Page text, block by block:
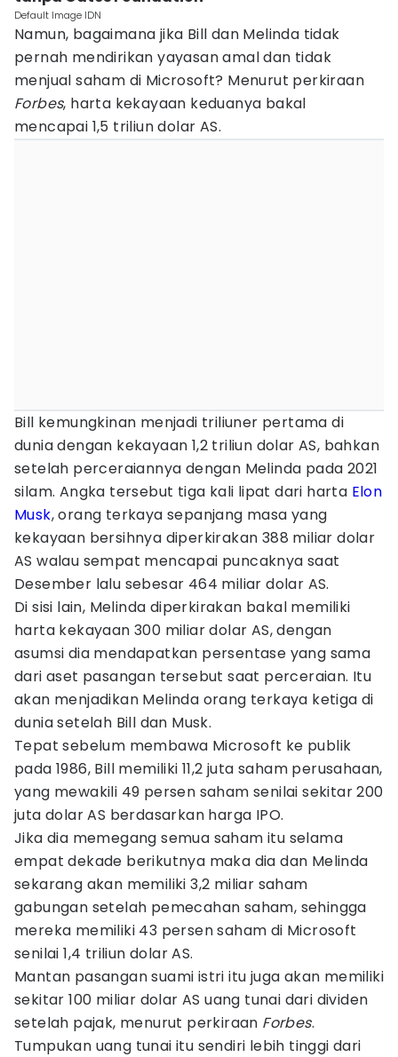
Default Image IDN
Namun, bagaimana jika Bill dan Melinda tidak
pernah mendirikan yayasan amal dan tidak
menjual saham di Microsoft? Menurut perkiraan
Forbes, harta kekayaan keduanya bakal
mencapai 1,5 triliun dolar AS.
Bill kemungkinan menjadi triliuner pertama di
dunia dengan kekayaan 1,2 triliun dolar AS, bahkan
setelah perceraiannya dengan Melinda pada 2021
silam. Angka tersebut tiga kali lipat dari harta Elon
Musk, orang terkaya sepanjang masa yang
kekayaan bersihnya diperkirakan 388 miliar dolar
AS walau sempat mencapai puncaknya saat
Desember lalu sebesar 464 miliar dolar AS.
Di sisi lain, Melinda diperkirakan bakal memiliki
harta kekayaan 300 miliar dolar AS, dengan
asumsi dia mendapatkan persentase yang sama
dari aset pasangan tersebut saat perceraian. Itu
akan menjadikan Melinda orang terkaya ketiga di
dunia setelah Bill dan Musk.
Tepat sebelum membawa Microsoft ke publik
pada 1986, Bill memiliki 11,2 juta saham perusahaan,
yang mewakili 49 persen saham senilai sekitar 200
juta dolar AS berdasarkan harga IPO.
Jika dia memegang semua saham itu selama
empat dekade berikutnya maka dia dan Melinda
sekarang akan memiliki 3,2 miliar saham
gabungan setelah pemecahan saham, sehingga
mereka memiliki 43 persen saham di Microsoft
senilai 1,4 triliun dolar AS.
Mantan pasangan suami istri itu juga akan memiliki
sekitar 100 miliar dolar AS uang tunai dari dividen
setelah pajak, menurut perkiraan Forbes.
Tumpukan uang tunai itu sendiri lebih tinggi dari